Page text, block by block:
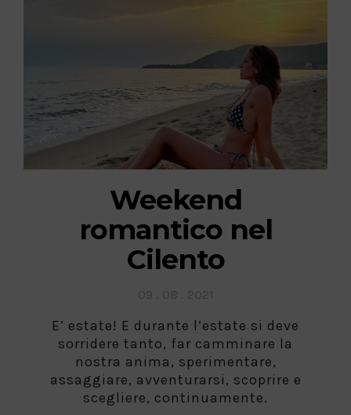
Weekend
romantico nel
Cilento
E’ estate! E durante l’estate si deve
sorridere tanto, far camminare la
nostra anima, sperimentare,
assaggiare, avventurarsi, scoprire e
scegliere, continuamente.